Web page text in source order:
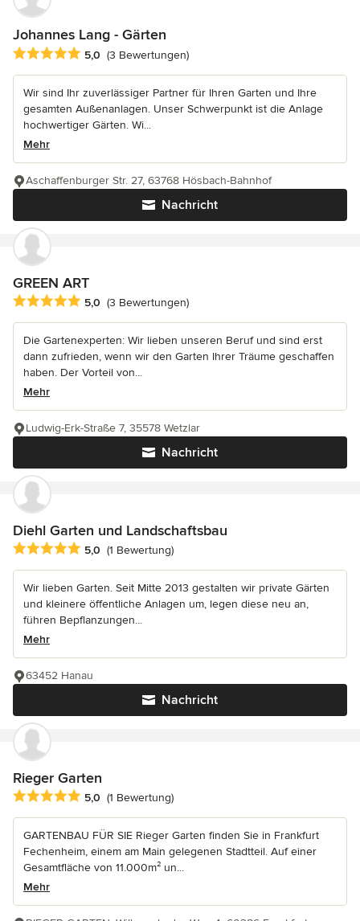
Johannes Lang - Gärten
Durchschnittliche Bewertung: 5 von 5 Sternen
5,0 (3 Bewertungen)
Wir sind Ihr zuverlässiger Partner für Ihren Garten und Ihre
gesamten Außenanlagen. Unser Schwerpunkt ist die Anlage
hochwertiger Gärten. Wi...
Mehr
Nachricht
Aschaffenburger Str. 27, 63768 Hösbach-Bahnhof
GREEN ART
Durchschnittliche Bewertung: 5 von 5 Sternen
5,0 (3 Bewertungen)
Die Gartenexperten: Wir lieben unseren Beruf und sind erst
dann zufrieden, wenn wir den Garten Ihrer Träume geschaffen
haben. Der Vorteil von...
Mehr
Nachricht
Ludwig-Erk-Straße 7, 35578 Wetzlar
Diehl Garten und Landschaftsbau
Durchschnittliche Bewertung: 5 von 5 Sternen
5,0 (1 Bewertung)
Wir lieben Garten. Seit Mitte 2013 gestalten wir private Gärten
und kleinere öffentliche Anlagen um, legen diese neu an,
führen Bepflanzungen...
Mehr
Nachricht
63452 Hanau
Rieger Garten
Durchschnittliche Bewertung: 5 von 5 Sternen
5,0 (1 Bewertung)
GARTENBAU FÜR SIE Rieger Garten finden Sie in Frankfurt
Fechenheim, einem am Main gelegenen Stadtteil. Auf einer
Gesamtfläche von 11.000m² un...
Mehr